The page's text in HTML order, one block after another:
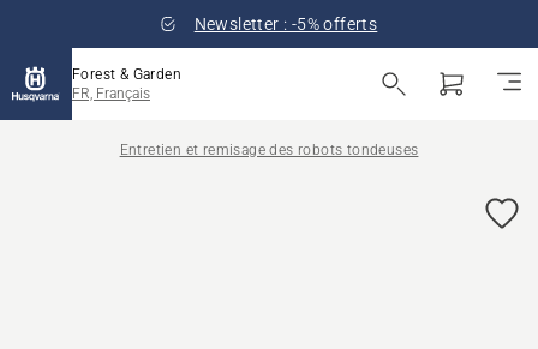
Newsletter : -5% offerts
Forest & Garden
FR, Français
Entretien et remisage des robots tondeuses